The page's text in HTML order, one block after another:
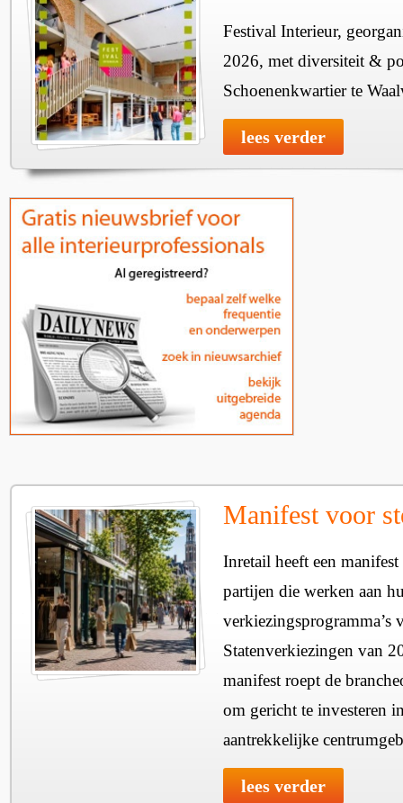
Festival Interieur,
2026, met diversiteit &
Schoenenkwartier te
lees verder
Manifest voor
Inretail heeft een
partijen die werken aan
verkiezingsprogramma’s
Statenverkiezingen van
manifest roept de
om gericht te investeren
aantrekkelijke
lees verder